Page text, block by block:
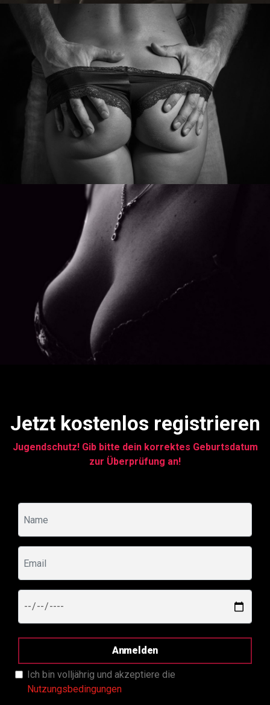
Jetzt kostenlos registrieren
Jugendschutz! Gib bitte dein korrektes Geburtsdatum
zur Überprüfung an!
Anmelden
Ich bin volljährig und akzeptiere die
Nutzungsbedingungen